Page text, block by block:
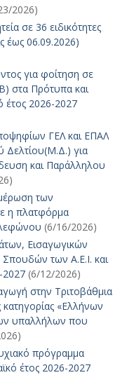
2026)
σε 36 ειδικότητες
έως 06.09.2026)
για φοίτηση σε
στα Πρότυπα και
έτος 2026-2027
ΓΕΛ και ΕΠΑΛ
Δελτίου(Μ.Δ.) για
και Παράλληλου
των
η πλατφόρμα
(6/16/2026)
Εισαγωγικών
των Α.Ε.Ι. και
2027 (6/12/2026)
στην Τριτοβάθμια
κατηγορίας «Ελλήνων
υπαλλήλων που
πρόγραμμα
έτος 2026-2027